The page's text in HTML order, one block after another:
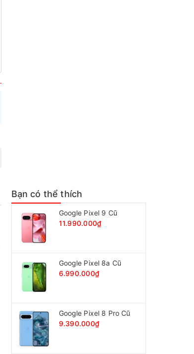
Bạn có thể thích
Google Pixel 9 Cũ
11.990.000₫
Google Pixel 8a Cũ
6.990.000₫
Google Pixel 8 Pro Cũ
9.390.000₫